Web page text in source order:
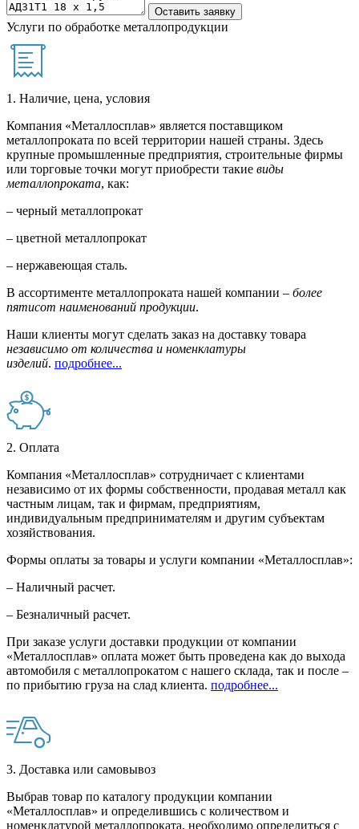
Услуги по обработке металлопродукции
1. Наличие, цена, условия
Компания «Металлосплав» является поставщиком
металлопроката по всей территории нашей страны. Здесь
крупные промышленные предприятия, строительные фирмы
или торговые точки могут приобрести такие виды
металлопроката, как:
– черный металлопрокат
– цветной металлопрокат
– нержавеющая сталь.
В ассортименте металлопроката нашей компании – более
пятисот наименований продукции.
Наши клиенты могут сделать заказ на доставку товара
независимо от количества и номенклатуры
изделий. подробнее...
2. Оплата
Компания «Металлосплав» сотрудничает с клиентами
независимо от их формы собственности, продавая металл как
частным лицам, так и фирмам, предприятиям,
индивидуальным предпринимателям и другим субъектам
хозяйствования.
Формы оплаты за товары и услуги компании «Металлосплав»:
– Наличный расчет.
– Безналичный расчет.
При заказе услуги доставки продукции от компании
«Металлосплав» оплата может быть проведена как до выхода
автомобиля с металлопрокатом с нашего склада, так и после –
по прибытию груза на слад клиента. подробнее...
3. Доставка или самовывоз
Выбрав товар по каталогу продукции компании
«Металлосплав» и определившись с количеством и
номенклатурой металлопроката, необходимо определиться с